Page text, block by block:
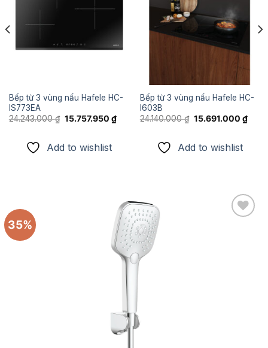
Bếp từ 3 vùng nấu Hafele HC-
IS773EA
24.243.000₫ Giá
15.757.950 ₫Giá
hiện
15.757.950 ₫.
Add to wishlist
Bếp từ 3 vùng nấu Hafele HC-
I603B
24.140.000₫ Giá
15.691.000 ₫Giá
hiện
Add to wishlist
₫.
35%